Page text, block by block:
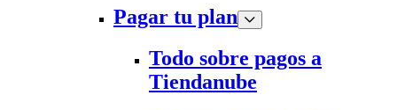
Pagar tu plan
Todo sobre pagos a
Tiendanube